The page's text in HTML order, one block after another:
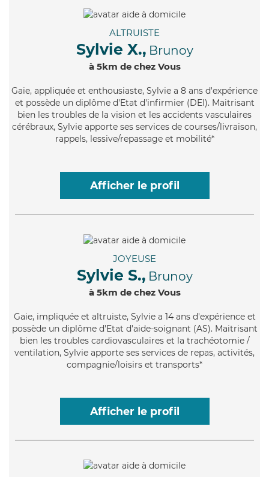
ALTRUISTE
Sylvie X., Brunoy
à 5km de chez Vous
Gaie, appliquée et enthousiaste, Sylvie a 8 ans d'expérience
et possède un diplôme d'Etat d'infirmier (DEI). Maitrisant
bien les troubles de la vision et les accidents vasculaires
cérébraux, Sylvie apporte ses services de courses/livraison,
rappels, lessive/repassage et mobilité*
Afficher le profil
JOYEUSE
Sylvie S., Brunoy
à 5km de chez Vous
Gaie, impliquée et altruiste, Sylvie a 14 ans d'expérience et
possède un diplôme d'Etat d'aide-soignant (AS). Maitrisant
bien les troubles cardiovasculaires et la trachéotomie /
ventilation, Sylvie apporte ses services de repas, activités,
compagnie/loisirs et transports*
Afficher le profil